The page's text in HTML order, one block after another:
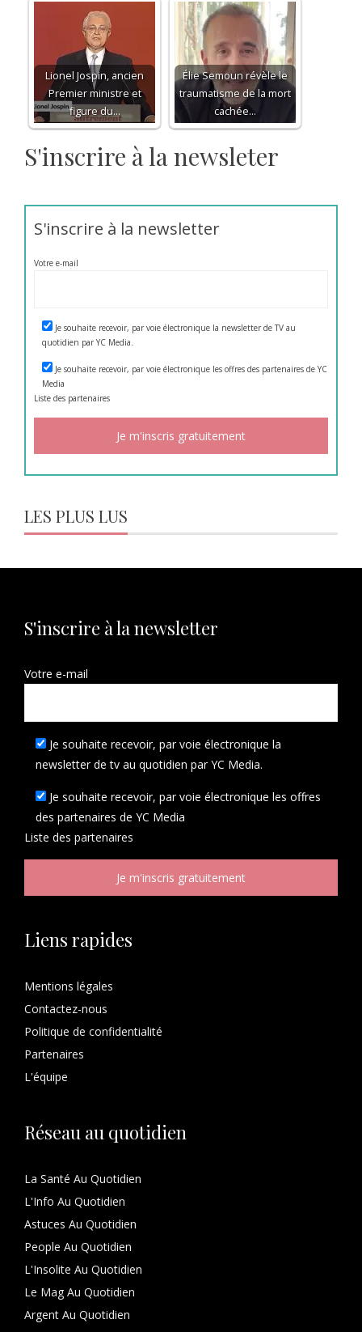
Lionel Jospin, ancien
Premier ministre et
figure du…
Élie Semoun révèle le
traumatisme de la mort
cachée…
S'inscrire à la newsleter
S'inscrire à la newsletter
Votre e-mail
Je souhaite recevoir, par voie électronique la newsletter de TV au
quotidien par YC Media.
Je souhaite recevoir, par voie électronique les offres des partenaires de YC
Media
Liste des partenaires
LES PLUS LUS
S'inscrire à la newsletter
Votre e-mail
Je souhaite recevoir, par voie électronique la
newsletter de tv au quotidien par YC Media.
Je souhaite recevoir, par voie électronique les offres
des partenaires de YC Media
Liste des partenaires
Liens rapides
Mentions légales
Contactez-nous
Politique de confidentialité
Partenaires
L'équipe
Réseau au quotidien
La Santé Au Quotidien
L'Info Au Quotidien
Astuces Au Quotidien
People Au Quotidien
L'Insolite Au Quotidien
Le Mag Au Quotidien
Argent Au Quotidien